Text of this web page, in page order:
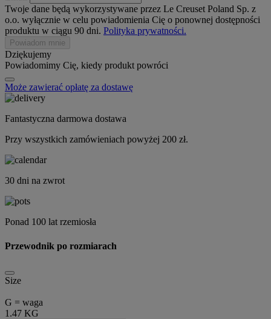
Twoje dane będą wykorzystywane przez Le Creuset Poland Sp. z
o.o. wyłącznie w celu powiadomienia Cię o ponownej dostępności
produktu w ciągu 90 dni. Polityka prywatności.
Powiadom mnie
Dziękujemy
Powiadomimy Cię, kiedy produkt powróci
Może zawierać opłatę za dostawę
Fantastyczna darmowa dostawa
Przy wszystkich zamówieniach powyżej 200 zł.
30 dni na zwrot
Ponad 100 lat rzemiosła
Przewodnik po rozmiarach
Size
G = waga
1.47 KG